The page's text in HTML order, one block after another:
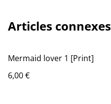
Articles connexes
Mermaid lover 1 [Print]
6,00 €